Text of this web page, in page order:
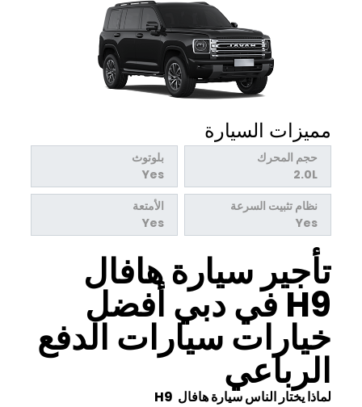
مميزات السيارة
حجم المحرك
2.0L
بلوتوث
Yes
نظام تثبيت السرعة
Yes
الأمتعة
Yes
تأجير سيارة هافال
H9 في دبي أفضل
خيارات سيارات الدفع
الرباعي
لماذا يختار الناس سيارة هافال H9